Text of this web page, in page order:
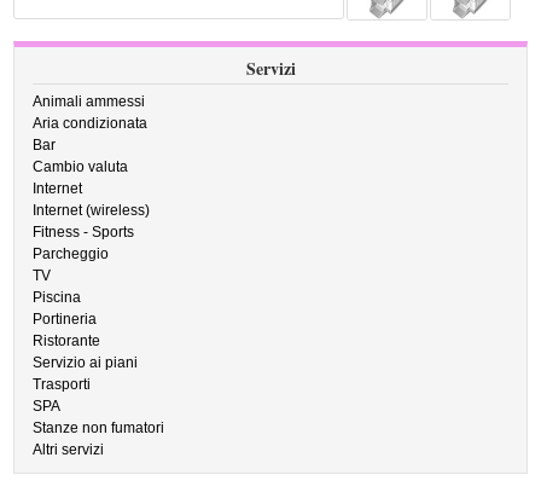
Servizi
Animali ammessi
Aria condizionata
Bar
Cambio valuta
Internet
Internet (wireless)
Fitness - Sports
Parcheggio
TV
Piscina
Portineria
Ristorante
Servizio ai piani
Trasporti
SPA
Stanze non fumatori
Altri servizi